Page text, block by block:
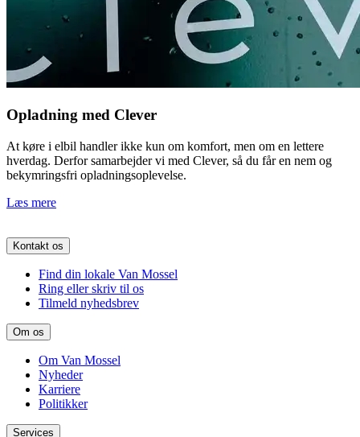
Opladning med Clever
At køre i elbil handler ikke kun om komfort, men om en lettere
hverdag. Derfor samarbejder vi med Clever, så du får en nem og
bekymringsfri opladningsoplevelse.
Læs mere
Kontakt os
Find din lokale Van Mossel
Ring eller skriv til os
Tilmeld nyhedsbrev
Om os
Om Van Mossel
Nyheder
Karriere
Politikker
Services